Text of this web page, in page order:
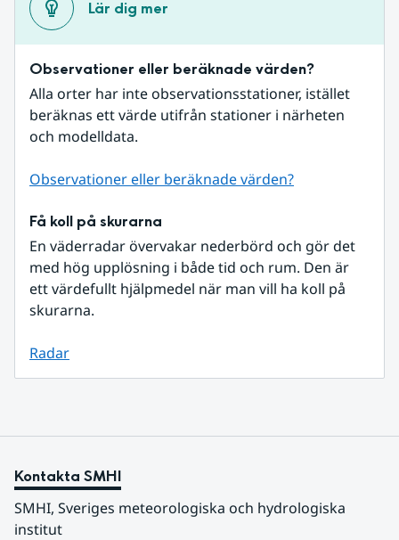
Lär dig mer
Observationer eller beräknade värden?
Alla orter har inte observationsstationer, istället
beräknas ett värde utifrån stationer i närheten
och modelldata.
Observationer eller beräknade värden?
Få koll på skurarna
En väderradar övervakar nederbörd och gör det
med hög upplösning i både tid och rum. Den är
ett värdefullt hjälpmedel när man vill ha koll på
skurarna.
Radar
Kontakta SMHI
SMHI, Sveriges meteorologiska och hydrologiska
institut